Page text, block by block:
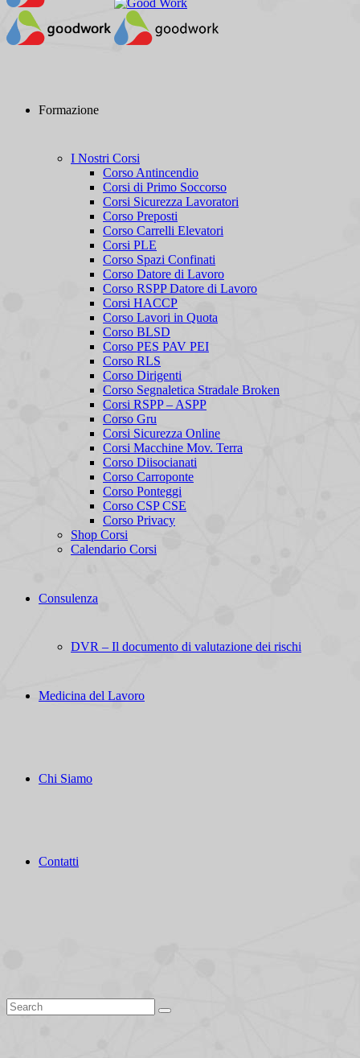
Formazione
I Nostri Corsi
Corso Antincendio
Corsi di Primo Soccorso
Corsi Sicurezza Lavoratori
Corso Preposti
Corso Carrelli Elevatori
Corsi PLE
Corso Spazi Confinati
Corso Datore di Lavoro
Corso RSPP Datore di Lavoro
Corsi HACCP
Corso Lavori in Quota
Corso BLSD
Corso PES PAV PEI
Corso RLS
Corso Dirigenti
Corso Segnaletica Stradale Broken
Corsi RSPP – ASPP
Corso Gru
Corsi Sicurezza Online
Corsi Macchine Mov. Terra
Corso Diisocianati
Corso Carroponte
Corso Ponteggi
Corso CSP CSE
Corso Privacy
Shop Corsi
Calendario Corsi
Consulenza
DVR – Il documento di valutazione dei rischi
Medicina del Lavoro
Chi Siamo
Contatti